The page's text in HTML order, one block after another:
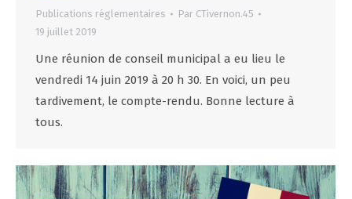
Publications réglementaires Par CTivernon.45
19 juillet 2019
Une réunion de conseil municipal a eu lieu le
vendredi 14 juin 2019 à 20 h 30. En voici, un peu
tardivement, le compte-rendu. Bonne lecture à
tous.